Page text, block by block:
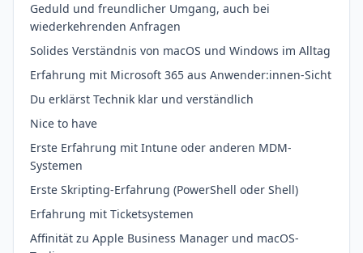
Geduld und freundlicher Umgang, auch bei
wiederkehrenden Anfragen
Solides Verständnis von macOS und Windows im Alltag
Erfahrung mit Microsoft 365 aus Anwender:innen-Sicht
Du erklärst Technik klar und verständlich
Nice to have
Erste Erfahrung mit Intune oder anderen MDM-
Systemen
Erste Skripting-Erfahrung (PowerShell oder Shell)
Erfahrung mit Ticketsystemen
Affinität zu Apple Business Manager und macOS-